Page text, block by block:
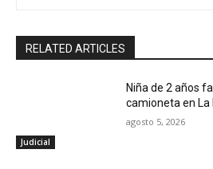
RELATED ARTICLES
Judicial
Niña de 2 años
camioneta en La
agosto 5, 2026